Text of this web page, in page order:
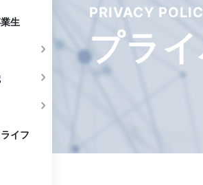
生
イフ
プラ
PRIVACY